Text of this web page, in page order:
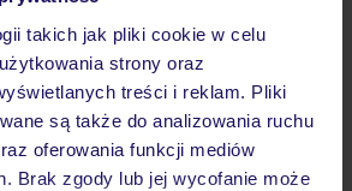
takich jak pliki cookie w celu
strony oraz
treści i reklam. Pliki
są także do analizowania ruchu
oferowania funkcji mediów
Brak zgody lub jej wycofanie może